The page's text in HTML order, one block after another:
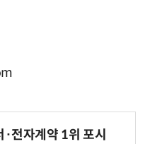
전자계약 1위 포시